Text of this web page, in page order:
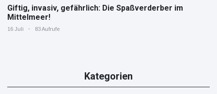
Giftig, invasiv, gefährlich: Die Spaßverderber im
Mittelmeer!
16 Juli 83 Aufrufe
Kategorien